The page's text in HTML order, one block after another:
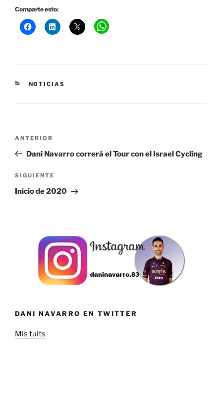
Comparte esto:
CATEGORÍAS
NOTICIAS
entradas
Entrada
anterior:
ANTERIOR
Dani Navarro correrá el Tour con el Israel Cycling
Siguiente
entrada
SIGUIENTE
Inicio de 2020
DANI NAVARRO EN TWITTER
Mis tuits